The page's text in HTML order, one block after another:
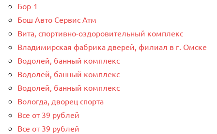
Бор-1
Бош Авто Сервис Атм
Вита, спортивно-оздоровительный комплекс
Владимирская фабрика дверей, филиал в г. Омске
Водолей, банный комплекс
Водолей, банный комплекс
Водолей, банный комплекс
Вологда, дворец спорта
Все от 39 рублей
Все от 39 рублей